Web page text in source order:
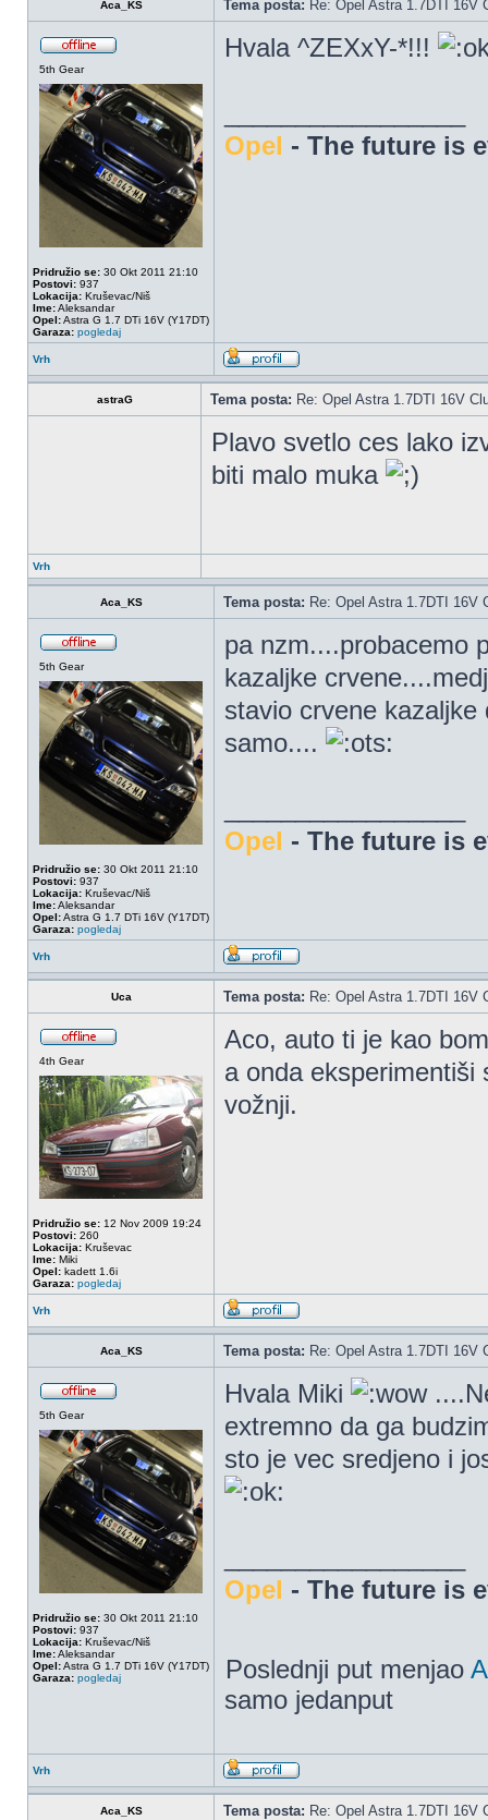
Aca_KS Tema posta: Re: Opel Astra 1.7DTI 16V
5th Gear
Pridružio se: 30 Okt 2011 21:10
Postovi: 937
Lokacija: Kruševac/Niš
Ime:Aleksandar
Opel:Astra G 1.7 DTi 16V (Y17DT)
Garaza: pogledaj
Hvala ^ZEXxY-*!!!
Opel - The future is
Vrh
astraG Tema posta: Re: Opel Astra 1.7DTI 16V
Plavo svetlo ces lako
biti malo muka
Vrh
Aca_KS Tema posta: Re: Opel Astra 1.7DTI 16V
5th Gear
Pridružio se: 30 Okt 2011 21:10
Postovi: 937
Lokacija: Kruševac/Niš
Ime:Aleksandar
Opel:Astra G 1.7 DTi 16V (Y17DT)
Garaza: pogledaj
pa nzm....probacemo
kazaljke
stavio crvene
samo....
Opel - The future is
Vrh
Uca Tema posta: Re: Opel Astra 1.7DTI 16V
4th Gear
Pridružio se: 12 Nov 2009 19:24
Postovi: 260
Lokacija: Kruševac
Ime: Miki
Opel: kadett 1.6i
Garaza: pogledaj
Aco, auto ti je kao
a onda
vožnji.
Vrh
Aca_KS Tema posta: Re: Opel Astra 1.7DTI 16V
5th Gear
Pridružio se: 30 Okt 2011 21:10
Postovi: 937
Lokacija: Kruševac/Niš
Ime:Aleksandar
Opel:Astra G 1.7 DTi 16V (Y17DT)
Garaza: pogledaj
Hvala Miki
extremno da ga
sto je vec sredjeno i
Opel - The future is
Poslednji put menjao
samo jedanput
Vrh
Aca_KS Tema posta: Re: Opel Astra 1.7DTI 16V